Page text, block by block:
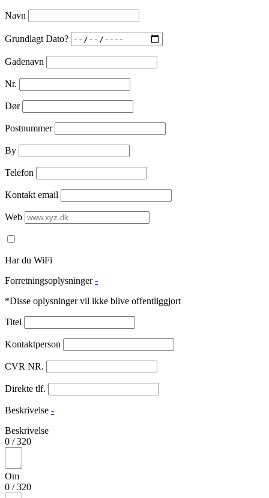
Navn
Grundlagt Dato?
Gadenavn
Nr.
Dør
Postnummer
By
Telefon
Kontakt email
Web
Har du WiFi
Forretningsoplysninger -
*Disse oplysninger vil ikke blive offentliggjort
Titel
Kontaktperson
CVR NR.
Direkte tlf.
Beskrivelse -
Beskrivelse
0 /320
Om
0 /320